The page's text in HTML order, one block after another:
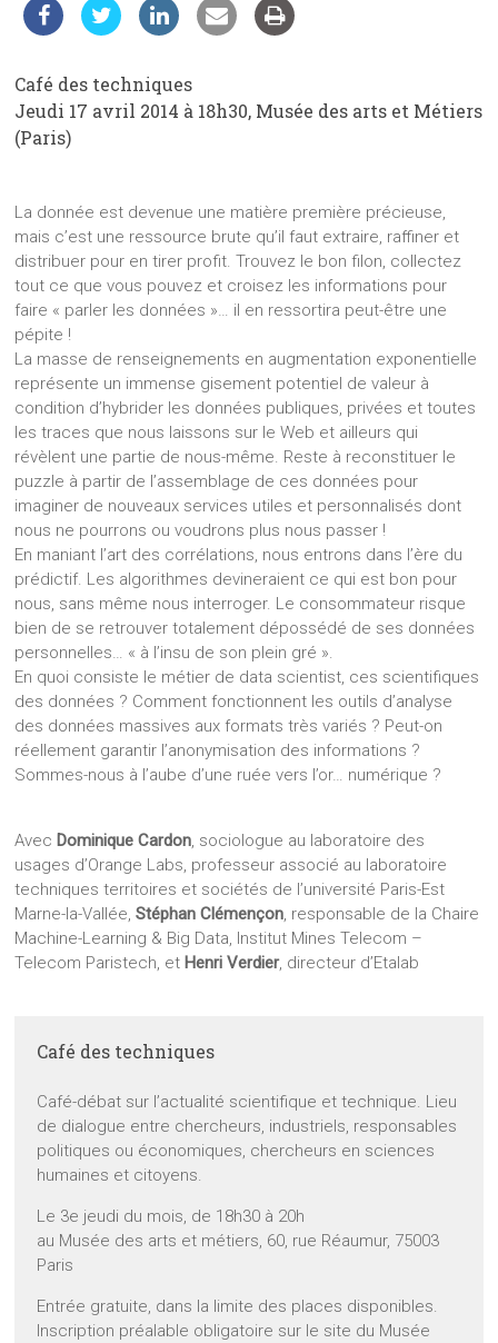
Café des techniques
Jeudi 17 avril 2014 à 18h30, Musée des arts et Métiers
(Paris)
La donnée est devenue une matière première précieuse,
mais c’est une ressource brute qu’il faut extraire, raffiner et
distribuer pour en tirer profit. Trouvez le bon filon, collectez
tout ce que vous pouvez et croisez les informations pour
faire « parler les données »… il en ressortira peut-être une
pépite !
La masse de renseignements en augmentation exponentielle
représente un immense gisement potentiel de valeur à
condition d’hybrider les données publiques, privées et toutes
les traces que nous laissons sur le Web et ailleurs qui
révèlent une partie de nous-même. Reste à reconstituer le
puzzle à partir de l’assemblage de ces données pour
imaginer de nouveaux services utiles et personnalisés dont
nous ne pourrons ou voudrons plus nous passer !
En maniant l’art des corrélations, nous entrons dans l’ère du
prédictif. Les algorithmes devineraient ce qui est bon pour
nous, sans même nous interroger. Le consommateur risque
bien de se retrouver totalement dépossédé de ses données
personnelles… « à l’insu de son plein gré ».
En quoi consiste le métier de data scientist, ces scientifiques
des données ? Comment fonctionnent les outils d’analyse
des données massives aux formats très variés ? Peut-on
réellement garantir l’anonymisation des informations ?
Sommes-nous à l’aube d’une ruée vers l’or… numérique ?
Avec Dominique Cardon , sociologue au laboratoire des
usages d’Orange Labs, professeur associé au laboratoire
techniques territoires et sociétés de l’université Paris-Est
Marne-la-Vallée,Stéphan Clémençon , responsable de la Chaire
Machine-Learning & Big Data, Institut Mines Telecom –
Telecom Paristech, et Henri Verdier, directeur d’Etalab
Café des techniques
Café-débat sur l’actualité scientifique et technique. Lieu
de dialogue entre chercheurs, industriels, responsables
politiques ou économiques, chercheurs en sciences
humaines et citoyens.
Le 3e jeudi du mois, de 18h30 à 20h
au Musée des arts et métiers, 60, rue Réaumur, 75003
Paris
Entrée gratuite, dans la limite des places disponibles.
Inscription préalable obligatoire sur le site du Musée